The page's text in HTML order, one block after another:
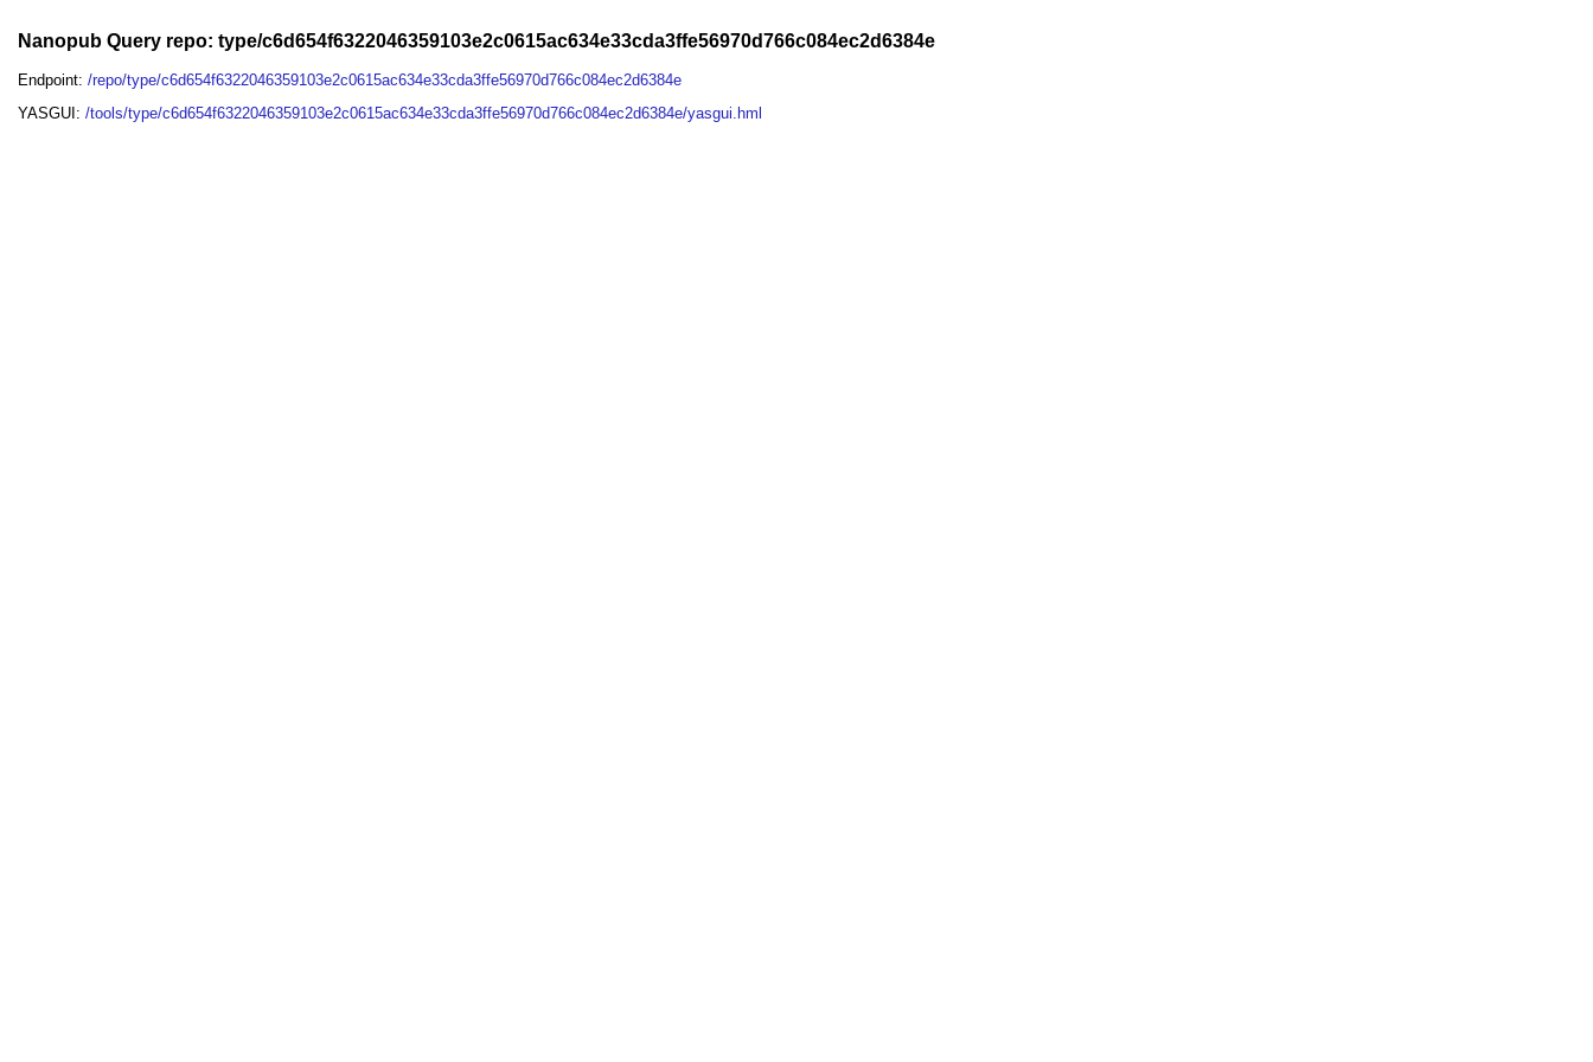
Nanopub Query repo: type/c6d654f6322046359103e2c0615ac634e33cda3ffe56970d766c084ec2d6384e
Endpoint:/repo/type/c6d654f6322046359103e2c0615ac634e33cda3ffe56970d766c084ec2d6384e
YASGUI:/tools/type/c6d654f6322046359103e2c0615ac634e33cda3ffe56970d766c084ec2d6384e/yasgui.hml